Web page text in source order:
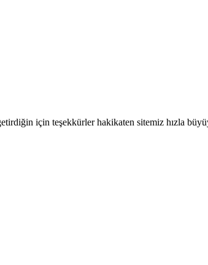
için teşekkürler hakikaten sitemiz hızla